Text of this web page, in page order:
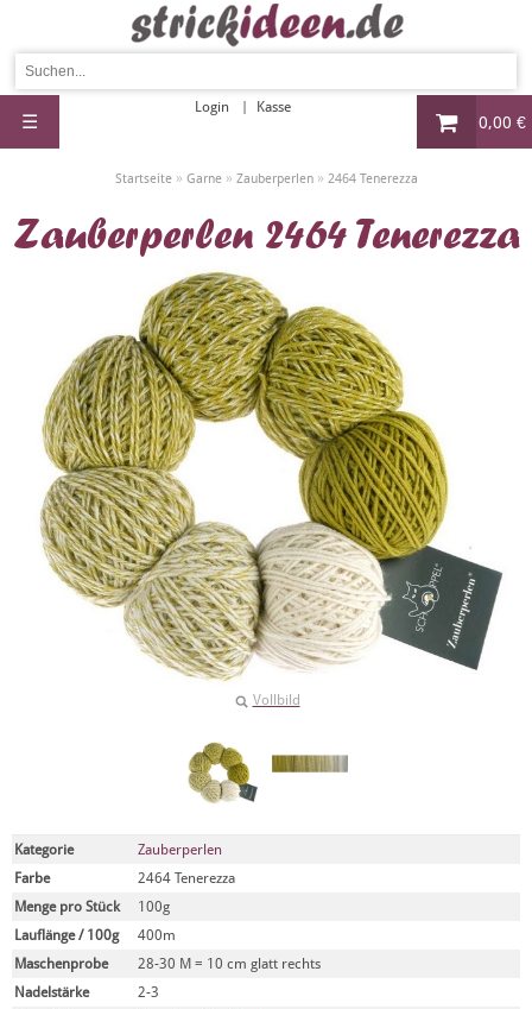
0,00 €
Login Kasse
☰
Startseite» Garne» Zauberperlen» 2464 Tenerezza
Zauberperlen 2464 Tenerezza
Vollbild
Kategorie
Zauberperlen
Farbe
2464 Tenerezza
Menge pro Stück
100g
Lauflänge / 100g
400m
Maschenprobe
28-30 M = 10 cm glatt rechts
Nadelstärke
2-3